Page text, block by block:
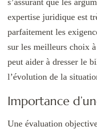
s’assurant que les
expertise juridique est
parfaitement les
sur les meilleurs choix
peut aider à dresser le
l’évolution de la
Importance
Une évaluation